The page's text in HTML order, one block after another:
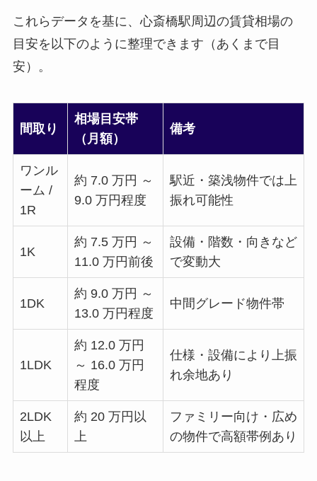
これらデータを基に、心斎橋駅周辺の賃貸相場の
目安を以下のように整理できます（あくまで目
安）。
間取り
相場目安帯
（月額）
備考
ワンル
ーム /
1R
約 7.0 万円 ～
9.0 万円程度
駅近・築浅物件では上
振れ可能性
1K
約 7.5 万円 ～
11.0 万円前後
設備・階数・向きなど
で変動大
1DK
約 9.0 万円 ～
13.0 万円程度
中間グレード物件帯
1LDK
約 12.0 万円
～ 16.0 万円
程度
仕様・設備により上振
れ余地あり
2LDK
以上
約 20 万円以
上
ファミリー向け・広め
の物件で高額帯例あり